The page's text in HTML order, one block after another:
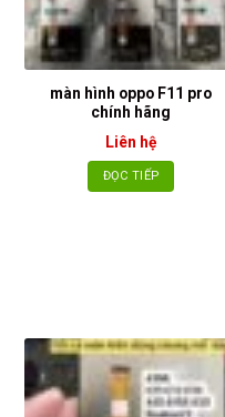
màn hình oppo F11 pro
chính hãng
Liên hệ
ĐỌC TIẾP